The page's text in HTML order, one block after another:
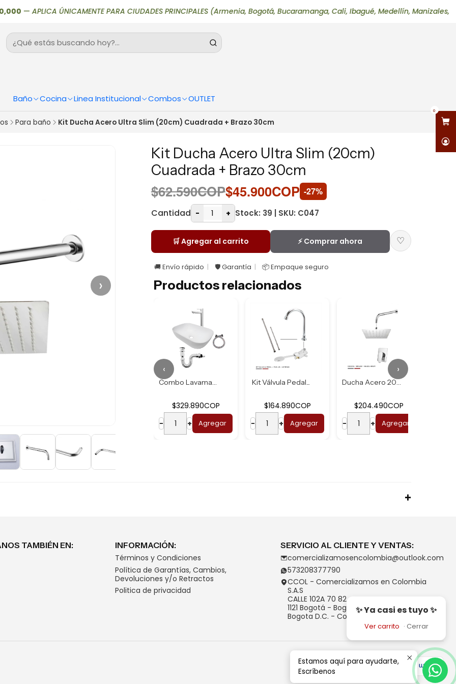
Baño Cocina Linea Institucional Combos OUTLET
0
—APLICA ÚNICAMENTE PARA CIUDADES PRINCIPALES (Armenia, Bogotá, Bucaramanga, Cali, Ibagué, Medellín, Manizales,
Para baño Kit Ducha Acero Ultra Slim (20cm) Cuadrada + Brazo 30cm
›
Kit Ducha Acero Ultra Slim (20cm)
Cuadrada + Brazo 30cm
$62.590COP$45.900COP -27%
Cantidad - + Stock: 39 | SKU: C047
🛒 Agregar al carrito ⚡ Comprar ahora ♡
🚚 Envío rápido 🛡️ Garantía 📦 Empaque seguro
Productos relacionados
Combo Lavamanos B...
$329.890COP
−
+ Agregar
Kit Válvula Pedal...
$164.890COP
−
+ Agregar
Ducha Acero 20*20...
$204.490COP
−
+ Agregar
‹ ›
✨ Ya casi es tuyo ✨
Ver carrito · Cerrar
TAMBIÉN EN:
INFORMACIÓN:
Términos y Condiciones
Política de Garantías, Cambios,
Devoluciones y/o Retractos
Politica de privacidad
SERVICIO AL CLIENTE Y VENTAS:
comercializamosencolombia@outlook.com
573208377790
CCOL - Comercializamos en Colombia
S.A.S
CALLE 102A 70 82
1121 Bogotá - Bogotá D.C.
Bogota D.C. - Colombia
Estamos aquí para ayudarte,
Escríbenos